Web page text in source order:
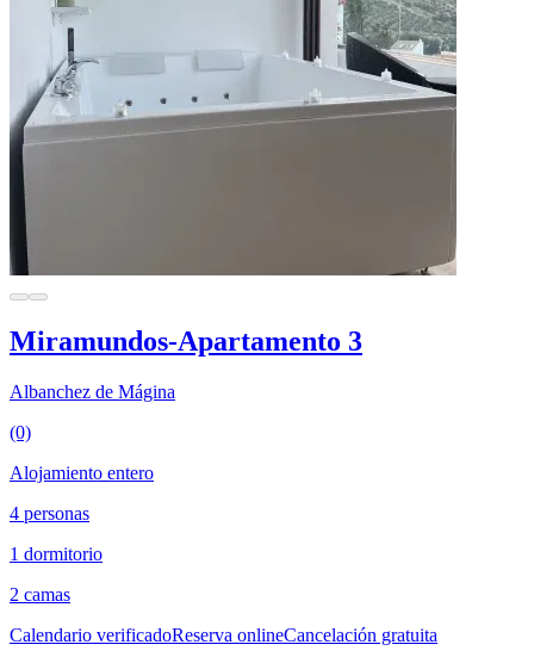
Miramundos-Apartamento 3
Albanchez de Mágina
(0)
Alojamiento entero
4 personas
1 dormitorio
2 camas
Calendario verificadoReserva onlineCancelación gratuita